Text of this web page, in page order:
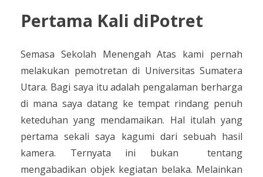
Pertama Kali diPotret
Semasa Sekolah Menengah Atas kami pernah
melakukan pemotretan di Universitas Sumatera
Utara. Bagi saya itu adalah pengalaman berharga
di mana saya datang ke tempat rindang penuh
keteduhan yang mendamaikan. Hal itulah yang
pertama sekali saya kagumi dari sebuah hasil
kamera. Ternyata ini bukan
tentang
mengabadikan objek kegiatan belaka. Melainkan